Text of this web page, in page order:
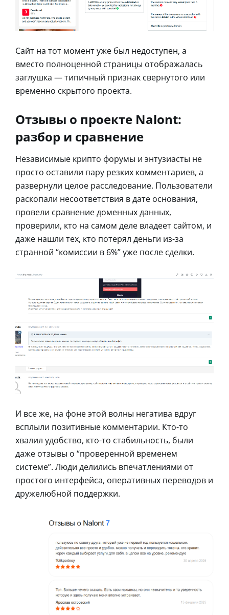
Сайт на тот момент уже был недоступен, а
вместо полноценной страницы отображалась
заглушка — типичный признак свернутого или
временно скрытого проекта.
Отзывы о проекте Nalont:
разбор и сравнение
Независимые крипто форумы и энтузиасты не
просто оставили пару резких комментариев, а
развернули целое расследование. Пользователи
раскопали несоответствия в дате основания,
провели сравнение доменных данных,
проверили, кто на самом деле владеет сайтом, и
даже нашли тех, кто потерял деньги из-за
странной “комиссии в 6%” уже после сделки.
И все же, на фоне этой волны негатива вдруг
всплыли позитивные комментарии. Кто-то
хвалил удобство, кто-то стабильность, были
даже отзывы о “проверенной временем
системе”. Люди делились впечатлениями от
простого интерфейса, оперативных переводов и
дружелюбной поддержки.